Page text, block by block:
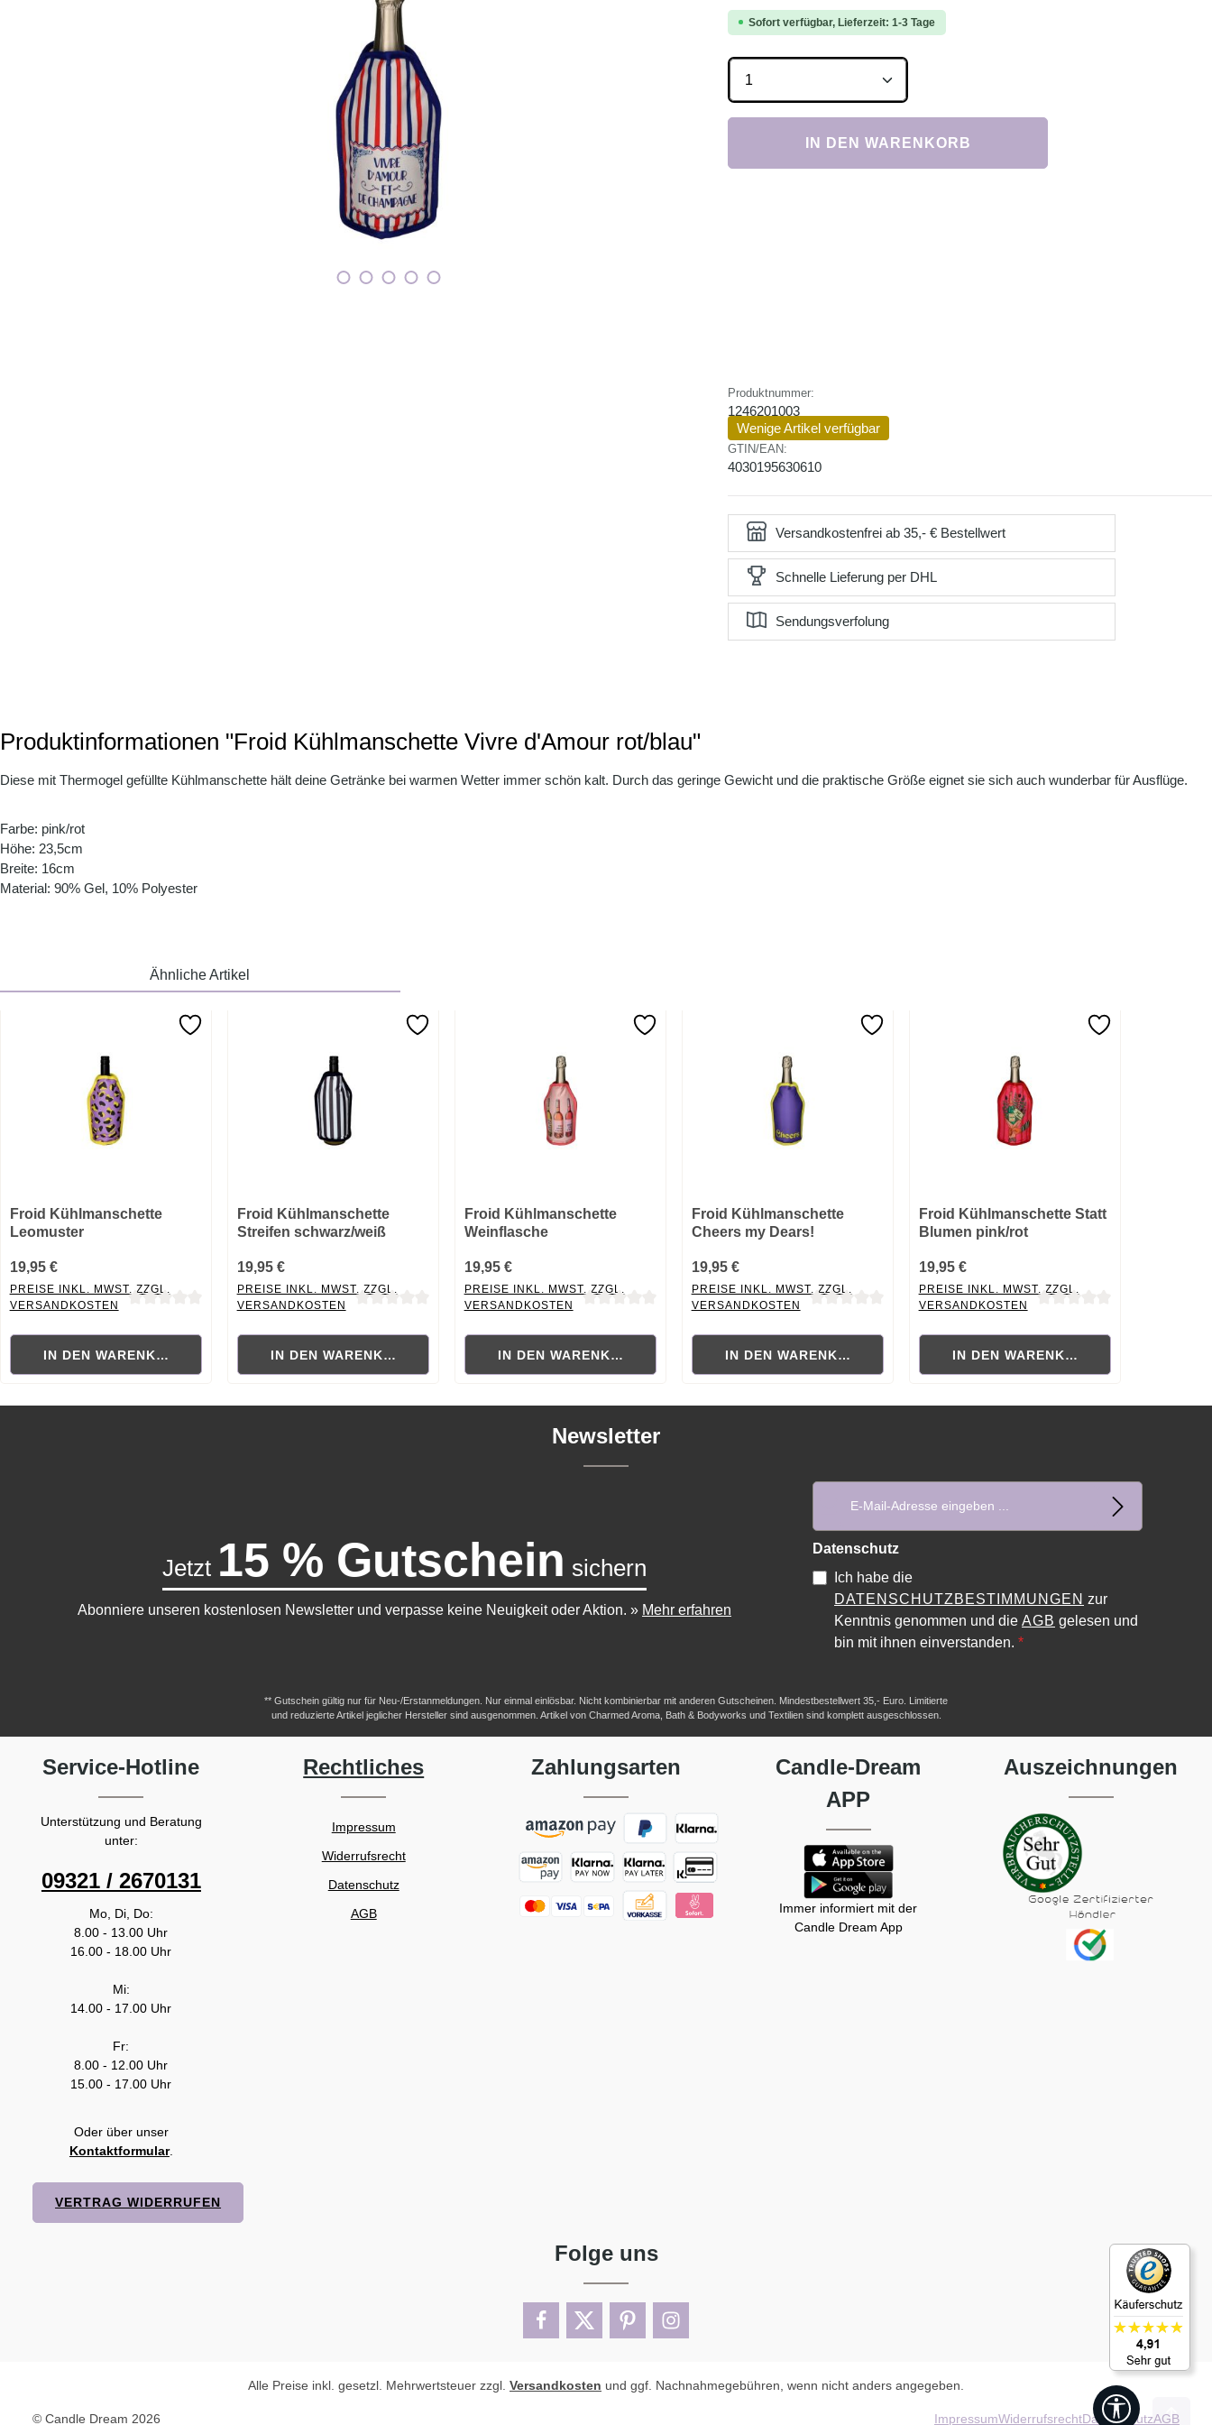
Sofort verfügbar, Lieferzeit: 1-3 Tage
Produkt Anzahl: Gib den gewünschten Wert ein
IN DEN WARENKORB
Produktnummer:
1246201003
Wenige Artikel verfügbar
GTIN/EAN:
4030195630610
Versandkostenfrei ab 35,- € Bestellwert
Schnelle Lieferung per DHL
Sendungsverfolung
Produktinformationen "Froid Kühlmanschette Vivre d'Amour rot/blau"
Diese mit Thermogel gefüllte Kühlmanschette hält deine Getränke bei warmen Wetter immer schön kalt. Durch das geringe Gewicht und die praktische Größe eignet sie sich auch wunderbar für Ausflüge.
Farbe: pink/rot
Höhe: 23,5cm
Breite: 16cm
Material: 90% Gel, 10% Polyester
Ähnliche Artikel
Froid Kühlmanschette
Leomuster
19,95 €
PREISE INKL. MWST. ZZGL.
VERSANDKOSTEN
IN DEN WARENKORB
Froid Kühlmanschette
Streifen schwarz/weiß
19,95 €
PREISE INKL. MWST. ZZGL.
VERSANDKOSTEN
IN DEN WARENKORB
Froid Kühlmanschette
Weinflasche
19,95 €
PREISE INKL. MWST. ZZGL.
VERSANDKOSTEN
IN DEN WARENKORB
Froid Kühlmanschette
Cheers my Dears!
19,95 €
PREISE INKL. MWST. ZZGL.
VERSANDKOSTEN
IN DEN WARENKORB
Froid Kühlmanschette Statt
Blumen pink/rot
19,95 €
PREISE INKL. MWST. ZZGL.
VERSANDKOSTEN
IN DEN WARENKORB
Newsletter
Jetzt 15 % Gutschein sichern
Abonniere unseren kostenlosen Newsletter und verpasse keine Neuigkeit oder Aktion. » Mehr erfahren
Datenschutz
Ich habe die
DATENSCHUTZBESTIMMUNGEN zur
Kenntnis genommen und die AGB gelesen und
bin mit ihnen einverstanden. *
** Gutschein gültig nur für Neu-/Erstanmeldungen. Nur einmal einlösbar. Nicht kombinierbar mit anderen Gutscheinen. Mindestbestellwert 35,- Euro. Limitierte
und reduzierte Artikel jeglicher Hersteller sind ausgenommen. Artikel von Charmed Aroma, Bath & Bodyworks und Textilien sind komplett ausgeschlossen.
Service-Hotline
Unterstützung und Beratung
unter:
09321 / 2670131
Mo, Di, Do:
8.00 - 13.00 Uhr
16.00 - 18.00 Uhr
Mi:
14.00 - 17.00 Uhr
Fr:
8.00 - 12.00 Uhr
15.00 - 17.00 Uhr
Oder über unser
Kontaktformular.
VERTRAG WIDERRUFEN
Rechtliches
Impressum
Widerrufsrecht
Datenschutz
AGB
Zahlungsarten
Candle-Dream
APP
Immer informiert mit der
Candle Dream App
Auszeichnungen
Folge uns
Alle Preise inkl. gesetzl. Mehrwertsteuer zzgl. Versandkosten und ggf. Nachnahmegebühren, wenn nicht anders angegeben.
© Candle Dream 2026 ImpressumWiderrufsrechtDatenschutzAGB